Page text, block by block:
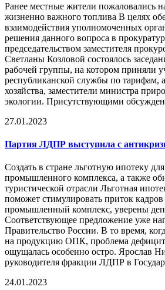
Ранее местные жители пожаловались
жизненно важного топлива В целях
взаимодействия уполномоченных
решения данного вопроса в
председательством заместителя
Светланы Козловой состоялось
рабочей группы, на котором приняли
республиканской службы по тарифам,
хозяйства, заместители министра
экологии. Присутствующими
27.01.2023
Партия ЛДПР выступила с анти
Создать в стране льготную ипотеку
промышленного комплекса, а также
туристической отрасли Льготная
поможет стимулировать приток
промышленный комплекс, уверены
Соответствующее предложение уже
Правительство России. В то время,
на продукцию ОПК, проблема
ощущалась особенно остро. Ярослав
руководителя фракции ЛДПР в
24.01.2023